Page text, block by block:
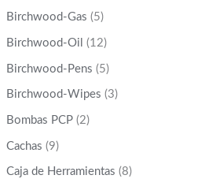
Birchwood-Gas (5)
Birchwood-Oil (12)
Birchwood-Pens (5)
Birchwood-Wipes (3)
Bombas PCP (2)
Cachas (9)
Caja de Herramientas (8)